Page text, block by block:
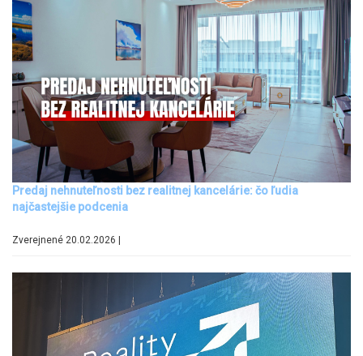
Predaj nehnuteľnosti bez realitnej kancelárie: čo ľudia
najčastejšie podcenia
Zverejnené 20.02.2026 |